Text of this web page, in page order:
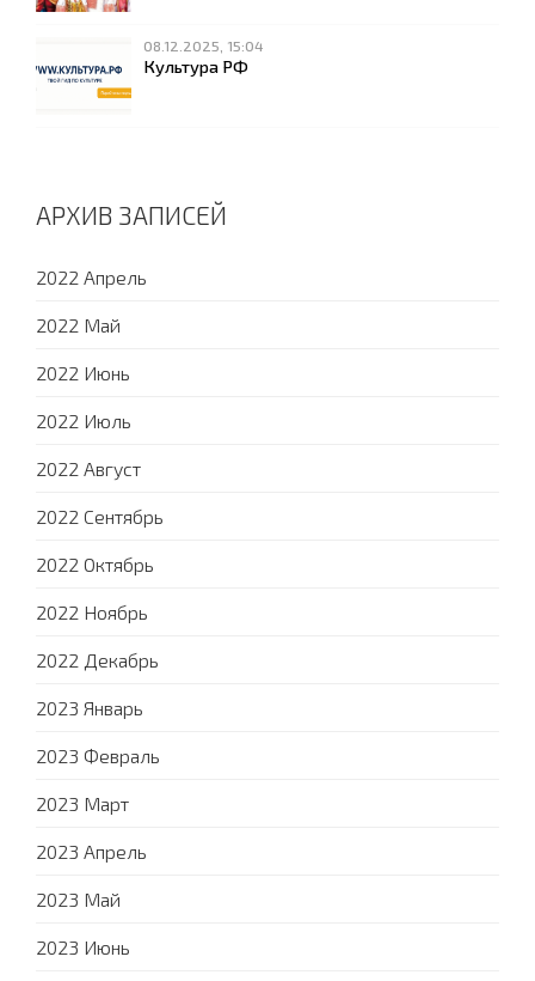
08.12.2025, 15:04
Культура РФ
АРХИВ ЗАПИСЕЙ
2022 Апрель
2022 Май
2022 Июнь
2022 Июль
2022 Август
2022 Сентябрь
2022 Октябрь
2022 Ноябрь
2022 Декабрь
2023 Январь
2023 Февраль
2023 Март
2023 Апрель
2023 Май
2023 Июнь